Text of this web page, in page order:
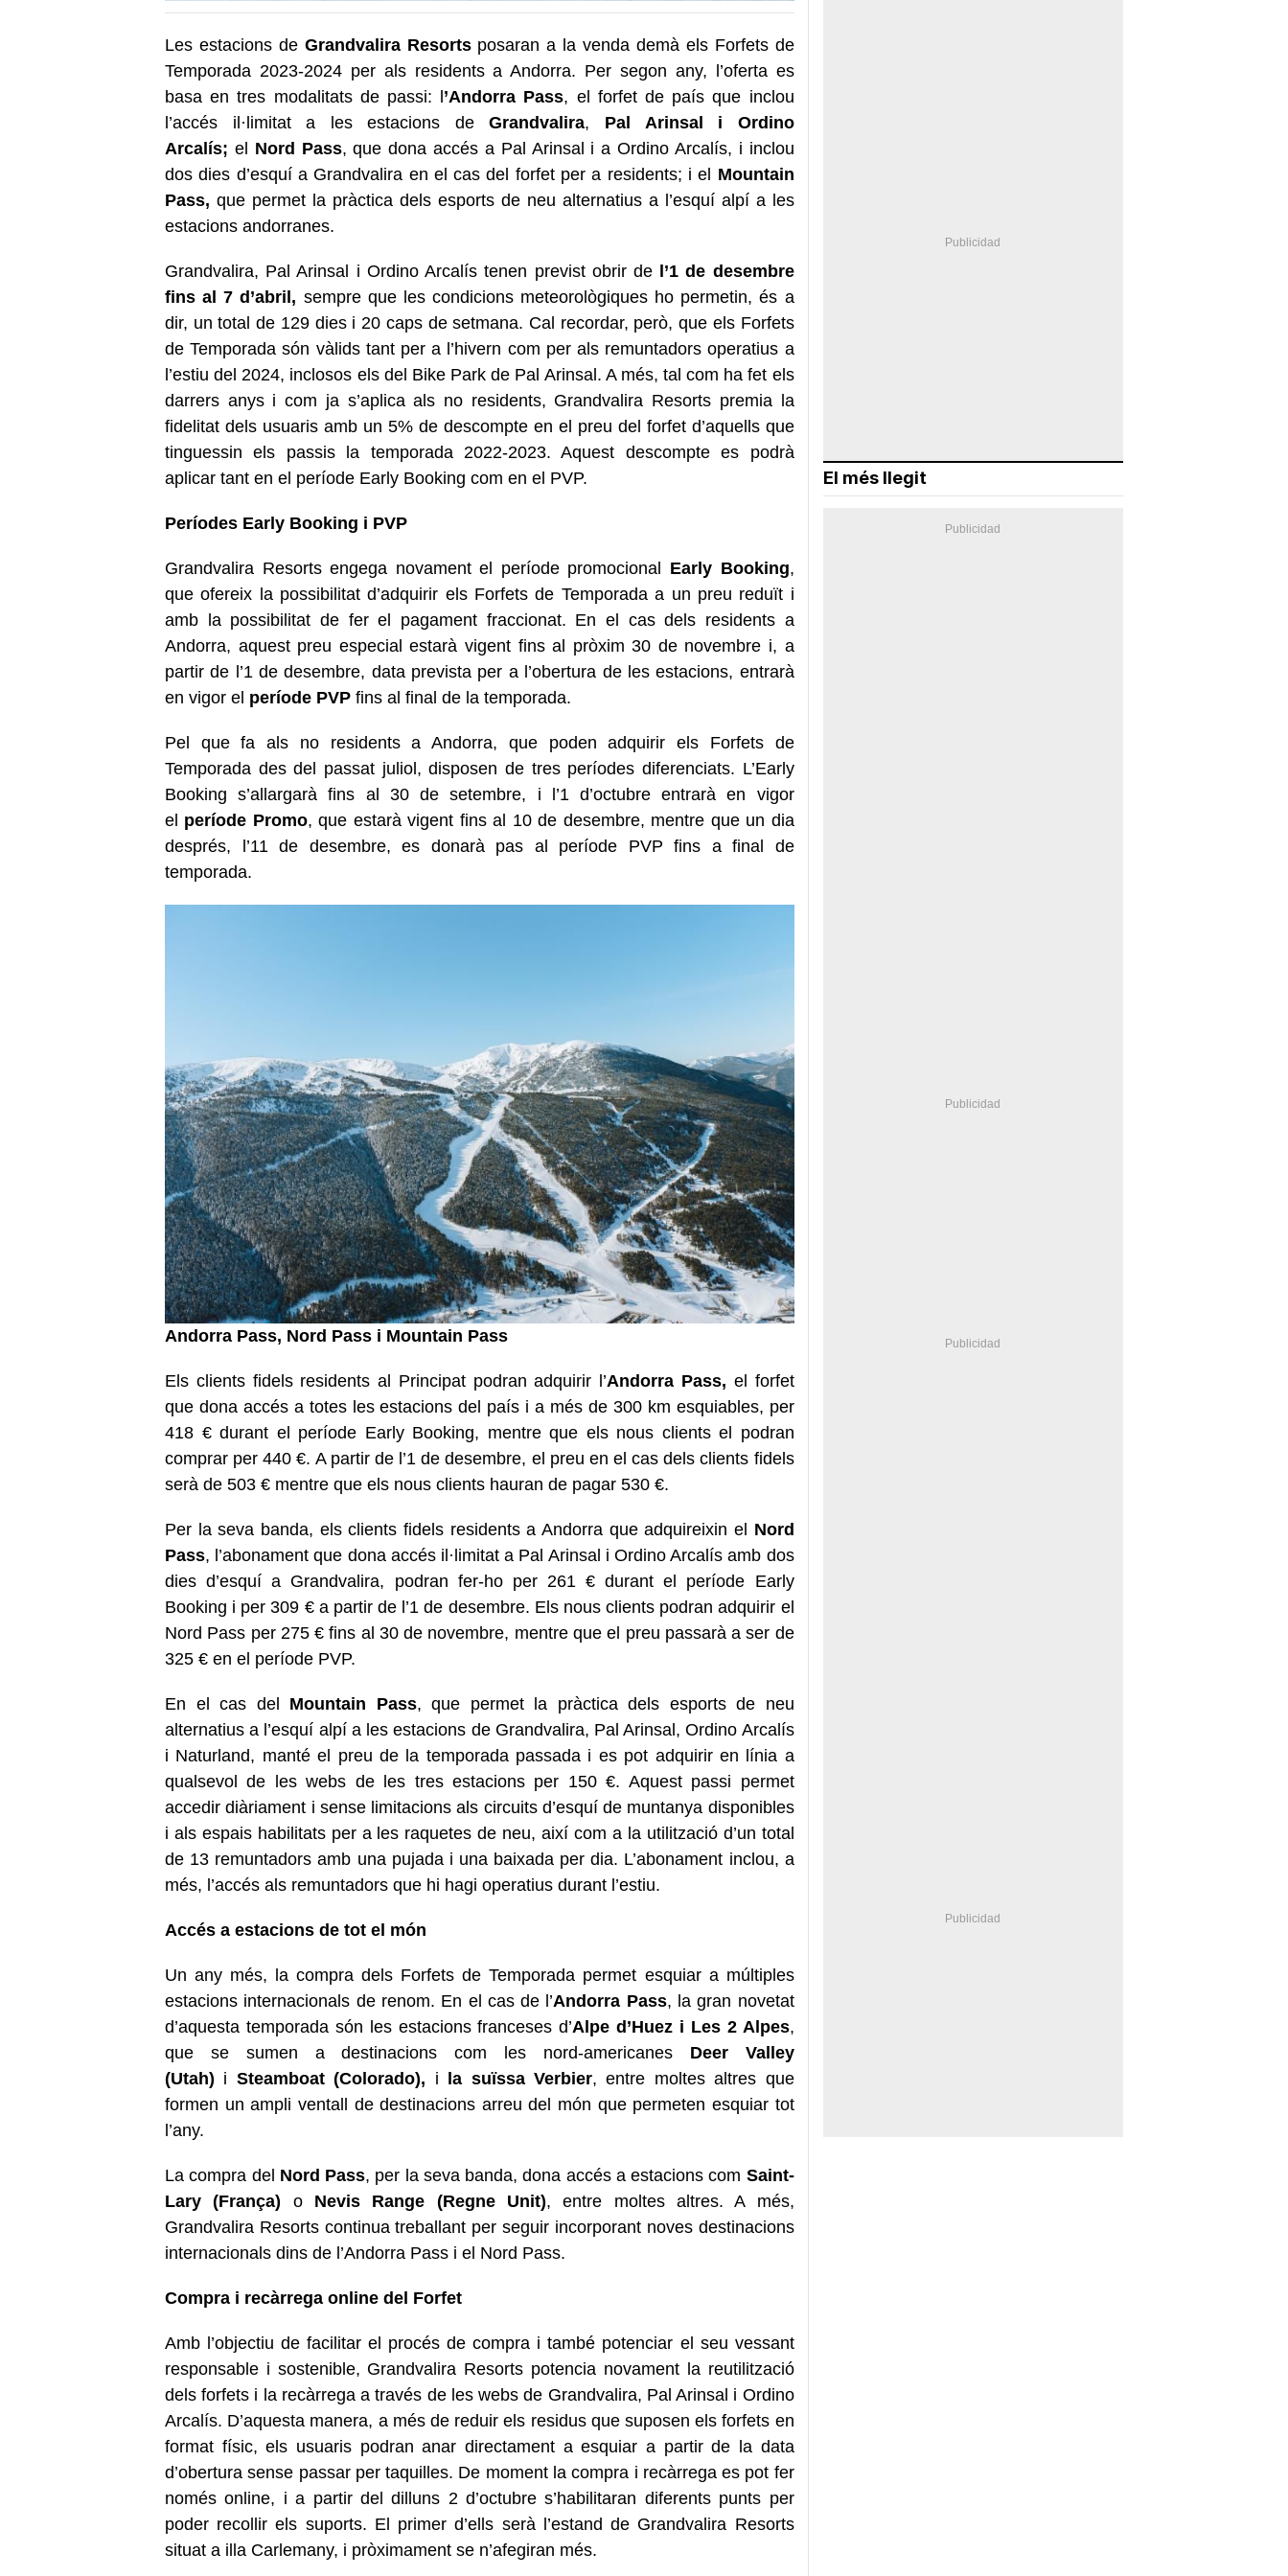
Les estacions de Grandvalira Resortsposaran a la venda demà els Forfets de
Temporada 2023-2024 per als residents a Andorra. Per segon any, l’oferta es
basa en tres modalitats de passi: l’Andorra Pass, el forfet de país que inclou
l’accés il·limitat a les estacions deGrandvalira, Pal Arinsal
i Ordino
Arcalís; el Nord Pass, que dona accés a Pal Arinsal i a Ordino Arcalís, i inclou
dos dies d’esquí a Grandvalira en el cas del forfet per a residents; i el Mountain
Pass, que permet la pràctica dels esports de neu alternatius a l’esquí alpí a les
estacions andorranes.
Grandvalira, Pal Arinsal i Ordino Arcalís tenen previst obrir de l’1 de desembre
fins al 7 d’abril, sempre que les condicions meteorològiques ho permetin, és a
dir, un total de 129 dies i 20 caps de setmana. Cal recordar, però, que els Forfets
de Temporada són vàlids tant per a l’hivern com per als remuntadors operatius a
l’estiu del 2024, inclosos els del Bike Park de Pal Arinsal. A més, tal com ha fet els
darrers anys i com ja s’aplica als no residents, Grandvalira Resorts premia la
fidelitat dels usuaris amb un 5% de descompte en el preu del forfet d’aquells que
tinguessin els passis la temporada 2022-2023. Aquest descompte es podrà
aplicar tant en el període Early Booking com en el PVP.
Períodes Early Booking i PVP
Grandvalira Resorts engega novament el període promocional Early Booking,
que ofereix la possibilitat d’adquirir els Forfets de Temporada a un preu reduït i
amb la possibilitat de fer el pagament fraccionat. En el cas dels residents a
Andorra, aquest preu especial estarà vigent fins al pròxim 30 de novembre i, a
partir de l’1 de desembre, data prevista per a l’obertura de les estacions, entrarà
en vigor el període PVP fins al final de la temporada.
Pel que fa als no residents a Andorra, que poden adquirir els Forfets de
Temporada des del passat juliol, disposen de tres períodes diferenciats. L’Early
Booking s’allargarà fins al 30 de setembre, i l’1 d’octubre entrarà en vigor
el període Promo, que estarà vigent fins al 10 de desembre, mentre que un dia
després, l’11 de desembre, es donarà pas al període PVP fins a final de
temporada.
Andorra Pass, Nord Pass i Mountain Pass
Els clients fidels residents al Principat podran adquirir l’Andorra Pass, el forfet
que dona accés a totes les estacions del país i a més de 300 km esquiables, per
418 € durant el període Early Booking, mentre que els nous clients el podran
comprar per 440 €. A partir de l’1 de desembre, el preu en el cas dels clients fidels
serà de 503 € mentre que els nous clients hauran de pagar 530 €.
Per la seva banda, els clients fidels residents a Andorra que adquireixin el Nord
Pass, l’abonament que dona accés il·limitat a Pal Arinsal i Ordino Arcalís amb dos
dies d’esquí a Grandvalira, podran fer-ho per 261 € durant el període Early
Booking i per 309 € a partir de l’1 de desembre. Els nous clients podran adquirir el
Nord Pass per 275 € fins al 30 de novembre, mentre que el preu passarà a ser de
325 € en el període PVP.
En el cas del Mountain Pass, que permet la pràctica dels esports de neu
alternatius a l’esquí alpí a les estacions de Grandvalira, Pal Arinsal, Ordino Arcalís
i Naturland, manté el preu de la temporada passada i es pot adquirir en línia a
qualsevol de les webs de les tres estacions per 150 €. Aquest passi permet
accedir diàriament i sense limitacions als circuits d’esquí de muntanya disponibles
i als espais habilitats per a les raquetes de neu, així com a la utilització d’un total
de 13 remuntadors amb una pujada i una baixada per dia. L’abonament inclou, a
més, l’accés als remuntadors que hi hagi operatius durant l’estiu.
Accés a estacions de tot el món
Un any més, la compra dels Forfets de Temporada permet esquiar a múltiples
estacions internacionals de renom. En el cas de l’Andorra Pass, la gran novetat
d’aquesta temporada són les estacions franceses d’Alpe d’Huez i Les 2 Alpes,
que se sumen a destinacions com les nord-americanes Deer Valley
(Utah) i Steamboat (Colorado), i la suïssa Verbier, entre moltes altres que
formen un ampli ventall de destinacions arreu del món que permeten esquiar tot
l’any.
La compra del Nord Pass, per la seva banda, dona accés a estacions com Saint-
Lary
(França) o Nevis Range (Regne Unit), entre moltes altres. A més,
Grandvalira Resorts continua treballant per seguir incorporant noves destinacions
internacionals dins de l’Andorra Pass i el Nord Pass.
Compra i recàrrega online del Forfet
Amb l’objectiu de facilitar el procés de compra i també potenciar el seu vessant
responsable i sostenible, Grandvalira Resorts potencia novament la reutilització
dels forfets i la recàrrega a través de les webs de Grandvalira, Pal Arinsal i Ordino
Arcalís. D’aquesta manera, a més de reduir els residus que suposen els forfets en
format físic, els usuaris podran anar directament a esquiar a partir de la data
d’obertura sense passar per taquilles. De moment la compra i recàrrega es pot fer
només online, i a partir del dilluns 2 d’octubre s’habilitaran diferents punts per
poder recollir els suports. El primer d’ells serà l’estand de Grandvalira Resorts
situat a illa Carlemany, i pròximament se n’afegiran més.
El més llegit